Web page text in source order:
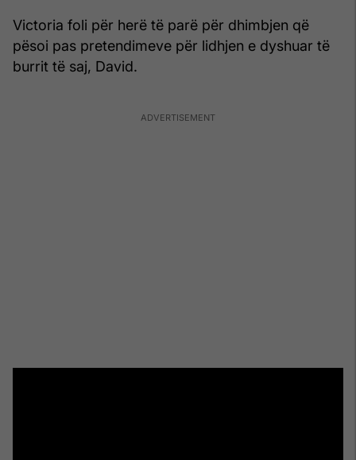
Victoria foli për herë të parë për dhimbjen që
pësoi pas pretendimeve për lidhjen e dyshuar të
burrit të saj, David.